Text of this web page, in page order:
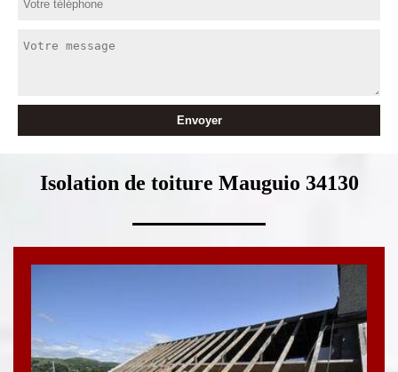
Isolation de toiture Mauguio 34130